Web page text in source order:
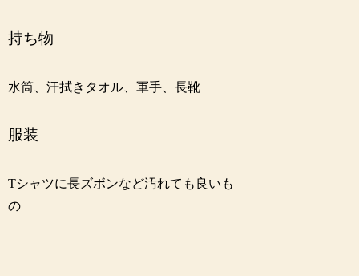
持ち物
水筒、汗拭きタオル、軍手、長靴
服装
Tシャツに長ズボンなど汚れても良いも
の